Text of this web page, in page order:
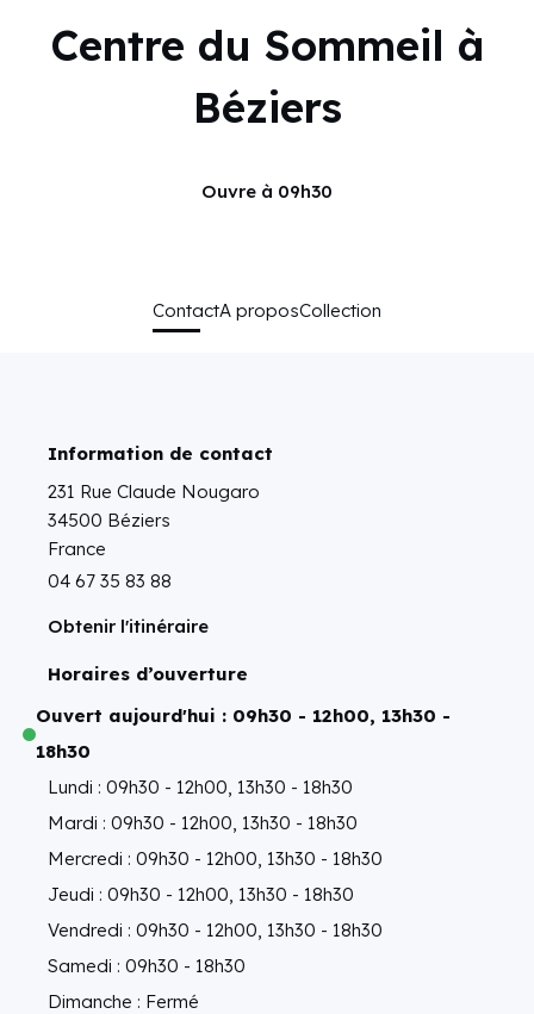
Centre du Sommeil à
Béziers
Ouvre à 09h30
ContactA proposCollection
Information de contact
231 Rue Claude Nougaro
34500 Béziers
France
04 67 35 83 88
Obtenir l'itinéraire
Horaires d’ouverture
Ouvert aujourd'hui : 09h30 - 12h00, 13h30 -
18h30
Lundi : 09h30 - 12h00, 13h30 - 18h30
Mardi : 09h30 - 12h00, 13h30 - 18h30
Mercredi : 09h30 - 12h00, 13h30 - 18h30
Jeudi : 09h30 - 12h00, 13h30 - 18h30
Vendredi : 09h30 - 12h00, 13h30 - 18h30
Samedi : 09h30 - 18h30
Dimanche : Fermé